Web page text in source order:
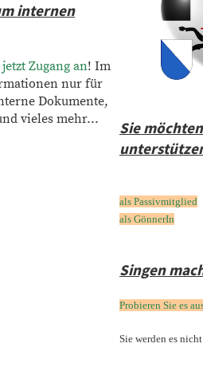
internen
Zugang an! Im
nur für
Dokumente,
vieles mehr...
Sie
als Passivmitglied
als GönnerIn
Singen
Probieren Sie es
Sie werden es